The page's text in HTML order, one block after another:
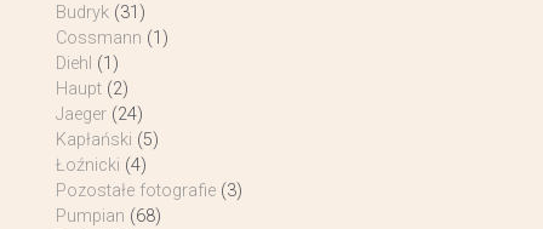
Budryk (31)
Cossmann (1)
Diehl (1)
Haupt (2)
Jaeger (24)
Kapłański (5)
Łoźnicki (4)
Pozostałe fotografie (3)
Pumpian (68)